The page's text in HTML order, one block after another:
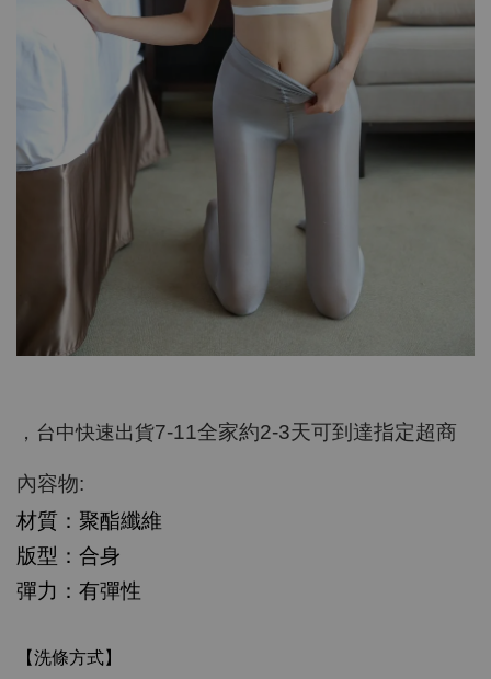
，台中快速出貨7-11全家約2-3天可到達指定超商
內容物:
材質：聚酯纖維
版型：合身
彈力：有彈性
【洗條方式】